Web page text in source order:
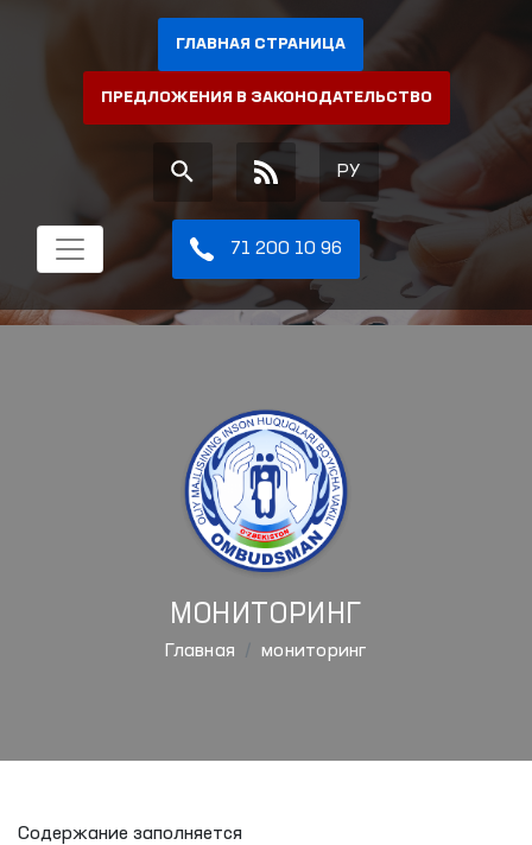
ГЛАВНАЯ СТРАНИЦА
ПРЕДЛОЖЕНИЯ В ЗАКОНОДАТЕЛЬСТВО
РУ
71 200 10 96
МОНИТОРИНГ
Главная мониторинг
Содержание заполняется